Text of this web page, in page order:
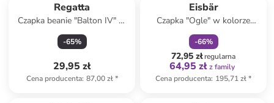
Regatta
Czapka beanie "Balton IV" w
kolorze khaki
-65%
29,95 zł
Cena producenta: 87,00 zł*
Eisbär
Czapka "Ogle" w kolorze
pomarańczowym
-66%
72,95 złregularna
64,95 zł z family
Cena producenta: 195,71 zł*